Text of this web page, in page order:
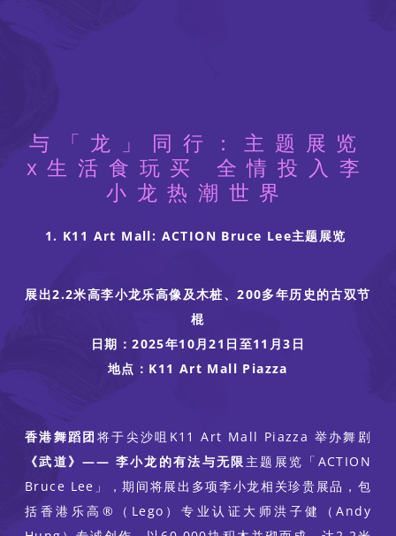
与「龙」同行：主题展览
x生活食玩买 全情投入李
小龙热潮世界
1. K11 Art Mall: ACTION Bruce Lee主题展览
展出2.2米高李小龙乐高像及木桩、200多年历史的古双节
棍
日期：2025年10月21日至11月3日
地点：K11 Art Mall Piazza
香港舞蹈团 将于尖沙咀K11 Art Mall Piazza 举办舞剧
《武道》—— 李小龙的有法与无限 主题展览「ACTION
Bruce Lee」，期间将展出多项李小龙相关珍贵展品，包
括香港乐高®️（Lego）专业认证大师洪子健（Andy